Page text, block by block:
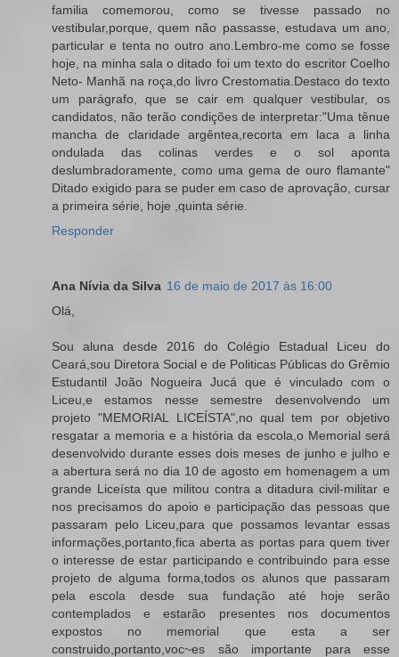
familia comemorou, como se tivesse passado no
vestibular,porque, quem não passasse, estudava um ano,
particular e tenta no outro ano.Lembro-me como se fosse
hoje, na minha sala o ditado foi um texto do escritor Coelho
Neto- Manhã na roça,do livro Crestomatia.Destaco do texto
um parágrafo, que se cair em qualquer vestibular, os
candidatos, não terão condições de interpretar:"Uma tênue
mancha de claridade argêntea,recorta em laca a linha
ondulada das colinas verdes e o sol aponta
deslumbradoramente, como uma gema de ouro flamante"
Ditado exigido para se puder em caso de aprovação, cursar
a primeira série, hoje ,quinta série.
Responder
Ana Nívia da Silva 16 de maio de 2017 às 16:00
Olá,
Sou aluna desde 2016 do Colégio Estadual Liceu do
Ceará,sou Diretora Social e de Politicas Públicas do Grêmio
Estudantil João Nogueira Jucá que é vinculado com o
Liceu,e estamos nesse semestre desenvolvendo um
projeto "MEMORIAL LICEÍSTA",no qual tem por objetivo
resgatar a memoria e a história da escola,o Memorial será
desenvolvido durante esses dois meses de junho e julho e
a abertura será no dia 10 de agosto em homenagem a um
grande Liceísta que militou contra a ditadura civil-militar e
nos precisamos do apoio e participação das pessoas que
passaram pelo Liceu,para que possamos levantar essas
informações,portanto,fica aberta as portas para quem tiver
o interesse de estar participando e contribuindo para esse
projeto de alguma forma,todos os alunos que passaram
pela escola desde sua fundação até hoje serão
contemplados e estarão presentes nos documentos
expostos no memorial que esta a ser
construido,portanto,voc~es são importante para esse